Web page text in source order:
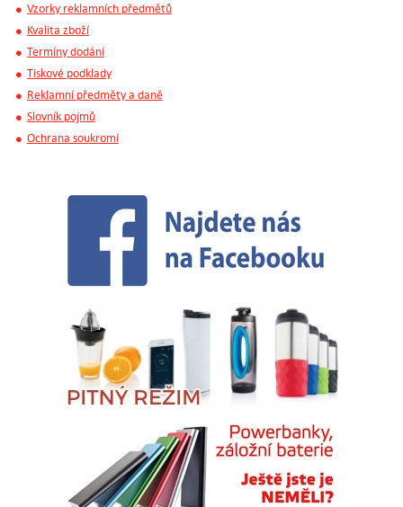
Vzorky reklamních předmětů
Kvalita zboží
Termíny dodání
Tiskové podklady
Reklamní předměty a daně
Slovník pojmů
Ochrana soukromí